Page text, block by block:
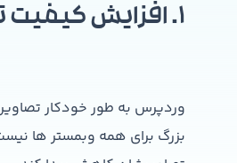
۱. افزایش کیفیت تصاویر آپلود شده در وردپرس